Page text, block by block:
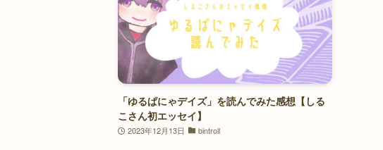
「ゆるぱにゃデイズ」を読んでみた感想【しる
こさん初エッセイ】
2023年12月13日 bintroll